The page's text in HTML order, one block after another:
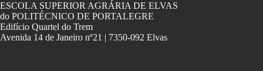
ESCOLA SUPERIOR AGRÁRIA DE ELVAS
do POLITÉCNICO DE PORTALEGRE
Edifício Quartel do Trem
Avenida 14 de Janeiro nº21 | 7350-092 Elvas